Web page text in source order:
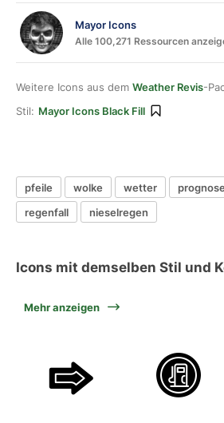
Mayor Icons
Alle 100,271 Ressourcen
Weitere Icons aus dem Weather Revis-
Stil: Mayor Icons Black Fill
pfeile wolke wetter prognose
regenfall
nieselregen
Icons mit demselben Stil und
Mehr anzeigen